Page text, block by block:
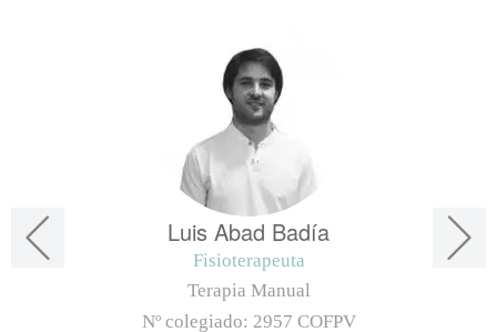
Luis Abad Badía
Fisioterapeuta
Terapia Manual
Nº colegiado: 2957 COFPV